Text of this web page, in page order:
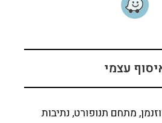
עצמי
מתחם תנופורט, נתיבות